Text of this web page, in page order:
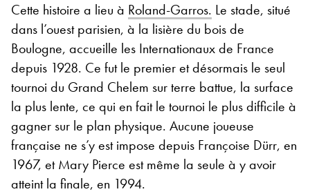
Cette histoire a lieu à Roland-Garros. Le stade, situé
dans l’ouest parisien, à la lisière du bois de
Boulogne, accueille les Internationaux de France
depuis 1928. Ce fut le premier et désormais le seul
tournoi du Grand Chelem sur terre battue, la surface
la plus lente, ce qui en fait le tournoi le plus difficile à
gagner sur le plan physique. Aucune joueuse
française ne s’y est impose depuis Françoise Dürr, en
1967, et Mary Pierce est même la seule à y avoir
atteint la finale, en 1994.